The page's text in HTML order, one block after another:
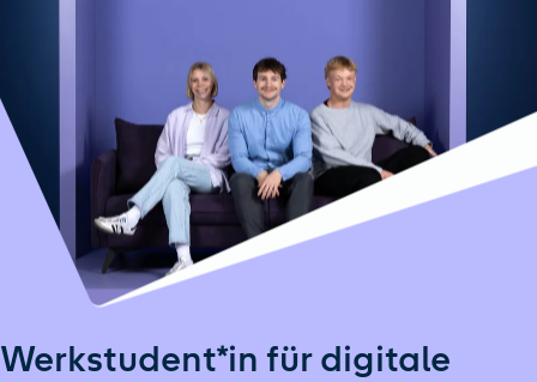
Werkstudent*in für digitale